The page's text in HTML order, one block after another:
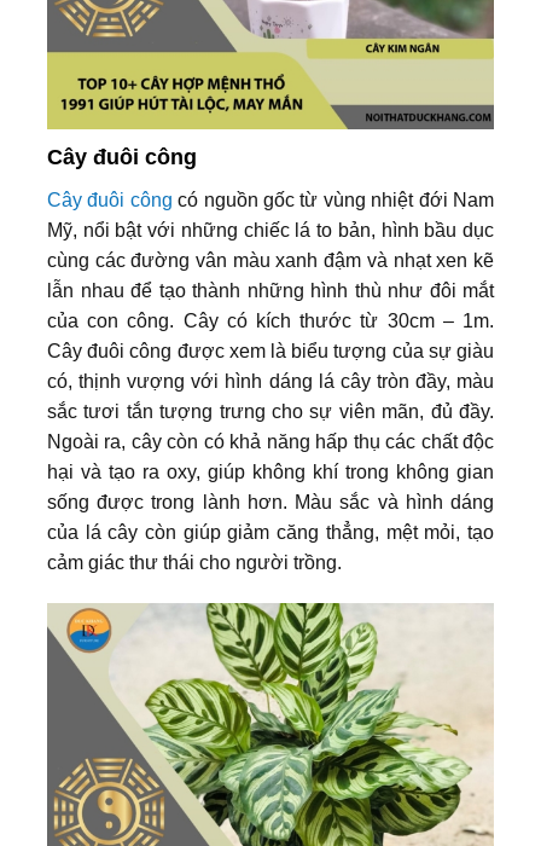
Cây đuôi công
Cây đuôi công có nguồn gốc từ vùng nhiệt đới Nam
Mỹ, nổi bật với những chiếc lá to bản, hình bầu dục
cùng các đường vân màu xanh đậm và nhạt xen kẽ
lẫn nhau để tạo thành những hình thù như đôi mắt
của con công. Cây có kích thước từ 30cm – 1m.
Cây đuôi công được xem là biểu tượng của sự giàu
có, thịnh vượng với hình dáng lá cây tròn đầy, màu
sắc tươi tắn tượng trưng cho sự viên mãn, đủ đầy.
Ngoài ra, cây còn có khả năng hấp thụ các chất độc
hại và tạo ra oxy, giúp không khí trong không gian
sống được trong lành hơn. Màu sắc và hình dáng
của lá cây còn giúp giảm căng thẳng, mệt mỏi, tạo
cảm giác thư thái cho người trồng.